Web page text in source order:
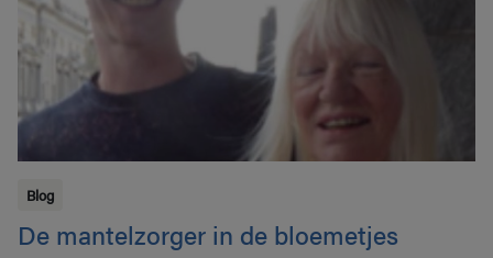
Blog
De mantelzorger in de bloemetjes